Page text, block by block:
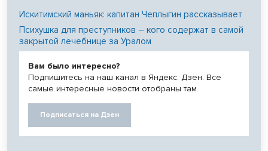
Искитимский маньяк: капитан Чеплыгин рассказывает
Психушка для преступников – кого содержат в самой
закрытой лечебнице за Уралом
Вам было интересно?
Подпишитесь на наш канал в Яндекс. Дзен. Все
самые интересные новости отобраны там.
Подписаться на Дзен